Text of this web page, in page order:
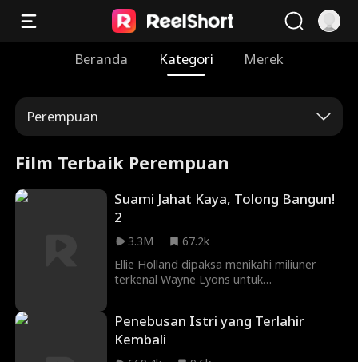
Beranda Kategori Merek
Perempuan
Film Terbaik Perempuan
Suami Jahat Kaya, Tolong Bangun!
2
3.3M
67.2k
Ellie Holland dipaksa menikahi miliuner
terkenal Wayne Lyons untuk
menjual dirinya ke keluarga Lyons dengan
janji untuk memberikan keturunan. Namun,
ada satu masalah... Wayne Lyons sedang
Penebusan Istri yang Terlahir
Kembali